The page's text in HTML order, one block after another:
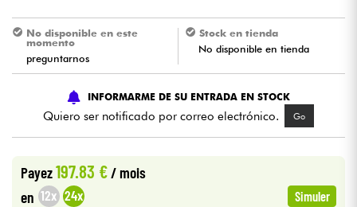
Niños
Cables & Acces.
HiFi
Bundle
No disponible en este
momento
preguntarnos
Stock en tienda
No disponible en tienda
INFORMARME DE SU ENTRADA EN STOCK
Quiero ser notificado por correo electrónico. Go
Payez197.83 € / mois
en 12x 24x Simuler